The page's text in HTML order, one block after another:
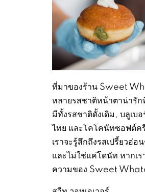
ที่มาของร้าน Sweet
หลายรสชาติหน้าตาน่ารั
มีทั้งรสชาติดั้งเดิม, บลูเบ
ไทย และโคโคนัทซอฟต์ค
เราจะรู้สึกถึงรสเปรี้ยวอ่
และไม่ใช่แค่โดนัท หากเ
ความของ Sweet